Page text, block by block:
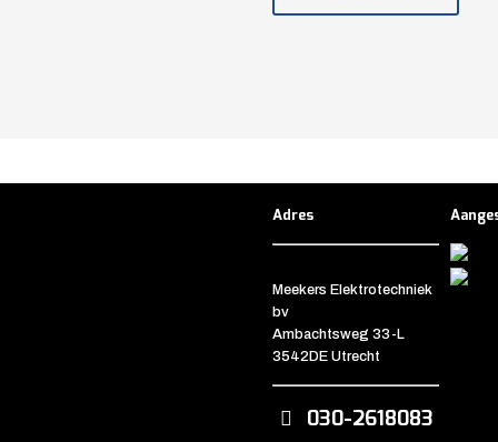
Adres
Meekers Elektrotechniek
bv
Ambachtsweg 33-L
3542DE Utrecht
030-2618083